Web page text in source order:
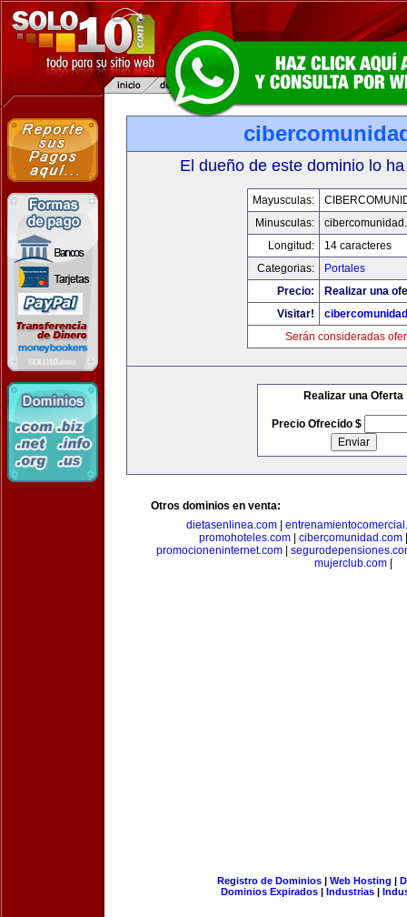
El dueño de este dominio lo
Mayusculas:
Minusculas:
Longitud:
14 caracteres
Categorias:
Portales
Precio:
Realizar una
Visitar!
Serán consideradas
Realizar una Oferta
Precio Ofrecido $
Otros dominios en venta:
dietasenlinea.com|
promohoteles.com
cibercomunidad.com
promocioneninternet.com|
mujerclub.com
Registro de Dominios| Web Hosting |
Dominios Expirados | Industrias |